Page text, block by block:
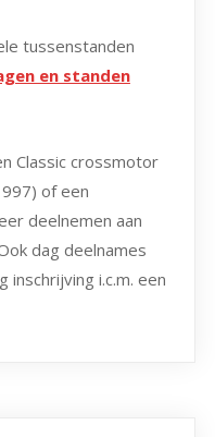
tussenstanden
en standen
Classic crossmotor
of een
deelnemen aan
dag deelnames
inschrijving i.c.m. een